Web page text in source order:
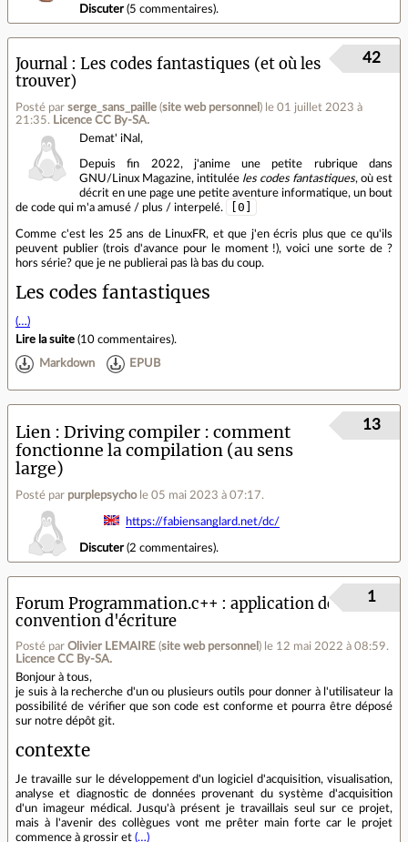
Discuter(5 commentaires).
Journal
Les codes fantastiques (et où les
trouver)
Posté par serge_sans_paille (site web personnel ) le 01 juillet 2023 à
21:35. Licence CC By‑SA.
42
Demat' iNal,
Depuis fin 2022, j'anime une petite rubrique dans
GNU/Linux Magazine, intitulée les codes fantastiques, où est
décrit en une page une petite aventure informatique, un bout
de code qui m'a amusé / plus / interpelé.
[0]
Comme c'est les 25 ans de LinuxFR, et que j'en écris plus que ce qu'ils
peuvent publier (trois d'avance pour le moment !), voici une sorte de ?
hors série? que je ne publierai pas là bas du coup.
Les codes fantastiques
(…)
Lire la suite (10 commentaires).
Markdown EPUB
Lien
Driving compiler : comment
fonctionne la compilation (au sens
large)
Posté par purplepsycho le 05 mai 2023 à 07:17.
13
https://fabiensanglard.net/dc/
Discuter(2 commentaires).
Forum Programmation.c++
application de
convention d'écriture
Posté par Olivier LEMAIRE (site web personnel ) le 12 mai 2022 à 08:59.
Licence CC By‑SA.
1
Bonjour à tous,
je suis à la recherche d'un ou plusieurs outils pour donner à l'utilisateur la
possibilité de vérifier que son code est conforme et pourra être déposé
sur notre dépôt git.
contexte
Je travaille sur le développement d'un logiciel d'acquisition, visualisation,
analyse et diagnostic de données provenant du système d'acquisition
d'un imageur médical. Jusqu'à présent je travaillais seul sur ce projet,
mais à l'avenir des collègues vont me prêter main forte car le projet
commence à grossir et (…)